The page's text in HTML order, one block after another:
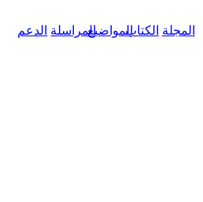
الدعم المراسلةالمواضيعالكتاب المجلة